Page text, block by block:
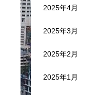
2025年4月
2025年3月
2025年2月
2025年1月